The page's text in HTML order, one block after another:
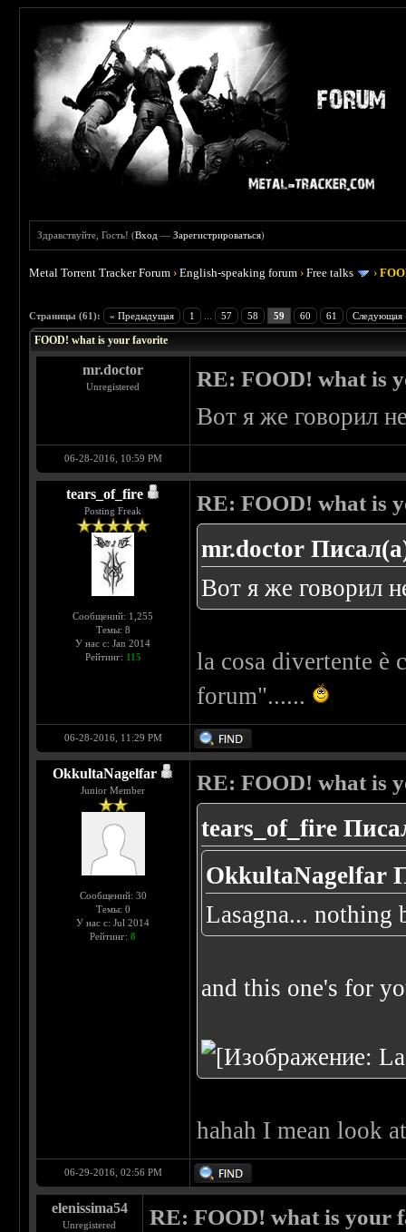
Здравствуйте, Гость! (Вход —Зарегистрироваться)
Metal Torrent Tracker Forum ›English-speaking forum ›Free talks ›
Страницы (61): « Предыдущая 1 57 58 59 60 61 Следующая
FOOD! what is your favorite
mr.doctor
Unregistered RE: FOOD! what is
Вот я же говорил
06-28-2016, 10:59 PM
tears_of_fire
Posting Freak
Сообщений: 1,255
Темы: 8
У нас с: Jan 2014
Рейтинг: 115
RE: FOOD! what is
mr.doctor
Вот я же говорил
la cosa divertente è
forum"......
06-28-2016, 11:29 PM
OkkultaNagelfar
Junior Member
Сообщений: 30
Темы: 0
У нас с: Jul 2014
Рейтинг:8
RE: FOOD! what is
tears_of_fire
OkkultaNagelfar
Lasagna... nothing
and this one's for
hahah I mean look
06-29-2016, 02:56 PM
elenissima54
Unregistered RE: FOOD! what is your